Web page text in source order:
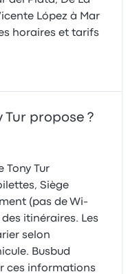
López à Mar
horaires et tarifs
Tur propose ?
Tony Tur
Siège
(pas de Wi-
itinéraires. Les
selon
Busbud
ces informations